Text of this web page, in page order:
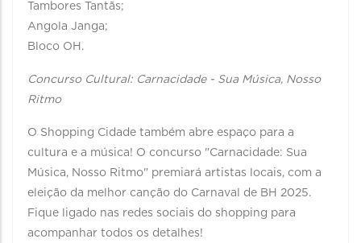
Tambores Tantãs;
Angola Janga;
Bloco OH.
Concurso Cultural: Carnacidade - Sua Música, Nosso
Ritmo
O Shopping Cidade também abre espaço para a
cultura e a música! O concurso "Carnacidade: Sua
Música, Nosso Ritmo" premiará artistas locais, com a
eleição da melhor canção do Carnaval de BH 2025.
Fique ligado nas redes sociais do shopping para
acompanhar todos os detalhes!